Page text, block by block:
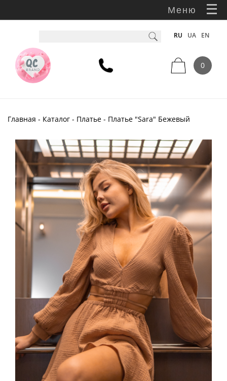
Меню
RU UA EN
0
Главная - Каталог - Платье - Платье "Sara" Бежевый